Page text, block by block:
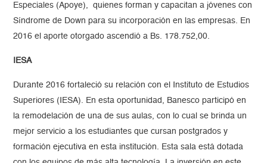
Especiales (Apoye), quienes forman y capacitan a jóvenes con
Síndrome de Down para su incorporación en las empresas. En
2016 el aporte otorgado ascendió a Bs. 178.752,00.
IESA
Durante 2016 fortaleció su relación con el Instituto de Estudios
Superiores (IESA). En esta oportunidad, Banesco participó en
la remodelación de una de sus aulas, con lo cual se brinda un
mejor servicio a los estudiantes que cursan postgrados y
formación ejecutiva en esta institución. Esta sala está dotada